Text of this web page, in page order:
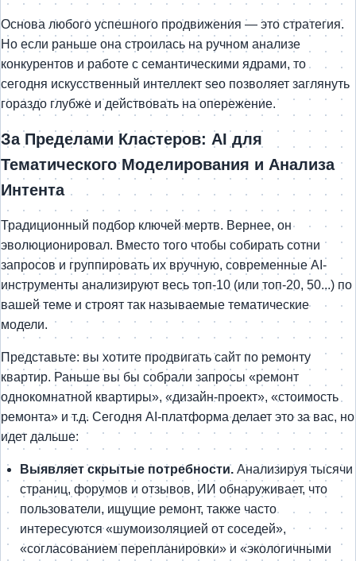
Основа любого успешного продвижения — это стратегия.
Но если раньше она строилась на ручном анализе
конкурентов и работе с семантическими ядрами, то
сегодня искусственный интеллект seo позволяет заглянуть
гораздо глубже и действовать на опережение.
За Пределами Кластеров: AI для
Тематического Моделирования и Анализа
Интента
Традиционный подбор ключей мертв. Вернее, он
эволюционировал. Вместо того чтобы собирать сотни
запросов и группировать их вручную, современные AI-
инструменты анализируют весь топ-10 (или топ-20, 50...) по
вашей теме и строят так называемые тематические
модели.
Представьте: вы хотите продвигать сайт по ремонту
квартир. Раньше вы бы собрали запросы «ремонт
однокомнатной квартиры», «дизайн-проект», «стоимость
ремонта» и т.д. Сегодня AI-платформа делает это за вас, но
идет дальше:
Выявляет скрытые потребности. Анализируя тысячи
страниц, форумов и отзывов, ИИ обнаруживает, что
пользователи, ищущие ремонт, также часто
интересуются «шумоизоляцией от соседей»,
«согласованием перепланировки» и «экологичными